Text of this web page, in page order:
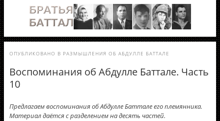
ОПУБЛИКОВАНО В РАЗМЫШЛЕНИЯ ОБ АБДУЛЛЕ БАТТАЛЕ
Воспоминания об Абдулле Баттале. Часть
10
Предлагаем воспоминания об Абдулле Баттале его племянника.
Материал даётся с разделением на десять частей.